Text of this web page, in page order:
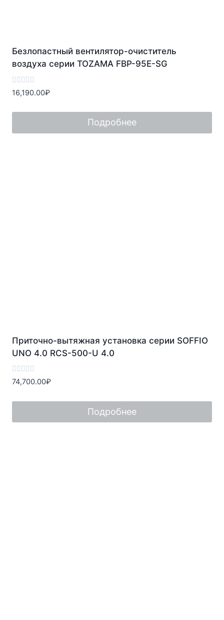
Безлопастный вентилятор-очиститель
воздуха серии TOZAMA FBP-95E-SG
Оценка
0
5
16,190.00₽
Подробнее
Приточно-вытяжная установка серии SOFFIO
UNO 4.0 RCS-500-U 4.0
Оценка
0
5
74,700.00₽
Подробнее